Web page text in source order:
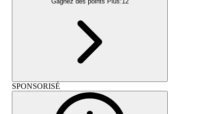
SPONSORISÉ